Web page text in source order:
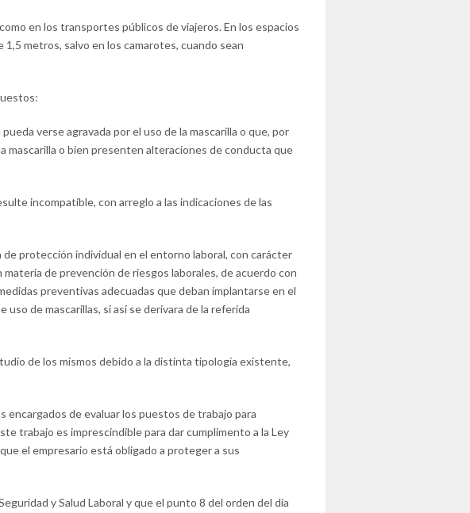
en los transportes públicos de viajeros. En los espacios
metros, salvo en los camarotes, cuando sean
verse agravada por el uso de la mascarilla o que, por
mascarilla o bien presenten alteraciones de conducta que
incompatible, con arreglo a las indicaciones de las
protección individual en el entorno laboral, con carácter
de prevención de riesgos laborales, de acuerdo con
preventivas adecuadas que deban implantarse en el
de mascarillas, si así se derivara de la referida
de los mismos debido a la distinta tipología existente,
encargados de evaluar los puestos de trabajo para
trabajo es imprescindible para dar cumplimento a la Ley
el empresario está obligado a proteger a sus
y Salud Laboral y que el punto 8 del orden del día